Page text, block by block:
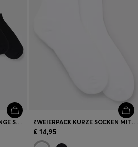
FÜNFERPACK KNÖCHELLANGE SOCKEN MIT LOGO-DETAILS ZWEIERPACK KURZE SOCKEN MIT LOGO-DETAILS
€ 14,95